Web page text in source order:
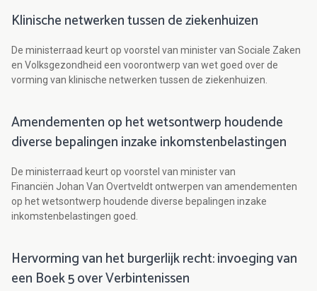
Klinische netwerken tussen de ziekenhuizen
De ministerraad keurt op voorstel van minister van Sociale Zaken
en Volksgezondheid een voorontwerp van wet goed over de
vorming van klinische netwerken tussen de ziekenhuizen.
Amendementen op het wetsontwerp houdende
diverse bepalingen inzake inkomstenbelastingen
De ministerraad keurt op voorstel van minister van
Financiën Johan Van Overtveldt ontwerpen van amendementen
op het wetsontwerp houdende diverse bepalingen inzake
inkomstenbelastingen goed.
Hervorming van het burgerlijk recht: invoeging van
een Boek 5 over Verbintenissen